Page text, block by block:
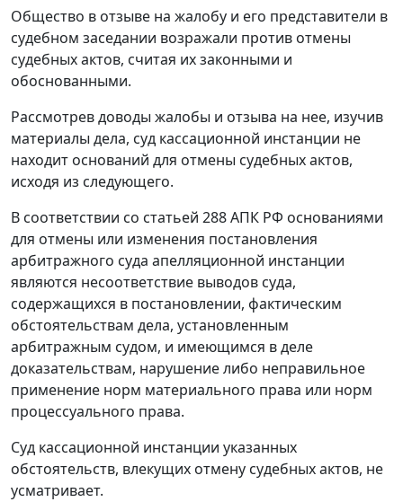
Общество в отзыве на жалобу и его представители в
судебном заседании возражали против отмены
судебных актов, считая их законными и
обоснованными.
Рассмотрев доводы жалобы и отзыва на нее, изучив
материалы дела, суд кассационной инстанции не
находит оснований для отмены судебных актов,
исходя из следующего.
В соответствии со статьей 288АПК РФ основаниями
для отмены или изменения постановления
арбитражного суда апелляционной инстанции
являются несоответствие выводов суда,
содержащихся в постановлении, фактическим
обстоятельствам дела, установленным
арбитражным судом, и имеющимся в деле
доказательствам, нарушение либо неправильное
применение норм материального права или норм
процессуального права.
Суд кассационной инстанции указанных
обстоятельств, влекущих отмену судебных актов, не
усматривает.